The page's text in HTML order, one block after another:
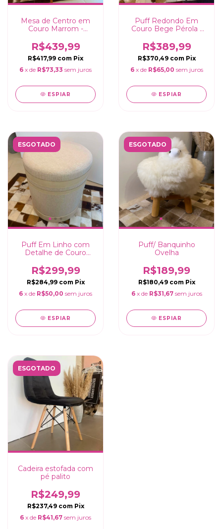
Mesa de Centro em
Couro Marrom -
R$439,99
R$417,99 com Pix
6 x de R$73,33 sem juros
ESPIAR
Puff Redondo Em
Couro Bege Pérola -
R$389,99
R$370,49 com Pix
6 x de R$65,00 sem juros
ESPIAR
ESGOTADO
Puff Em Linho com
Detalhe de Couro
40x35cm
R$299,99
R$284,99 com Pix
6 x de R$50,00 sem juros
ESPIAR
ESGOTADO
Puff/ Banquinho
Ovelha
R$189,99
R$180,49 com Pix
6 x de R$31,67 sem juros
ESPIAR
ESGOTADO
Cadeira estofada com
pé palito
R$249,99
R$237,49 com Pix
6 x de R$41,67 sem juros